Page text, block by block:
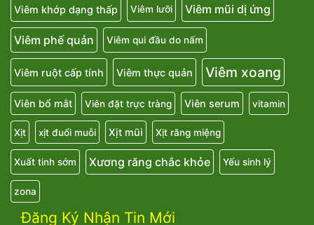
Viêm khớp dạng thấp Viêm lưỡi Viêm mũi dị ứng
Viêm phế quản Viêm qui đầu do nấm
Viêm ruột cấp tính Viêm thực quản Viêm xoang
Viên bổ mắt Viên đặt trực tràng Viên serum vitamin
Xịt xịt đuổi muỗi Xịt mũi Xịt răng miệng
Xuất tinh sớm Xương răng chắc khỏe Yếu sinh lý
zona
Đăng Ký Nhận Tin Mới